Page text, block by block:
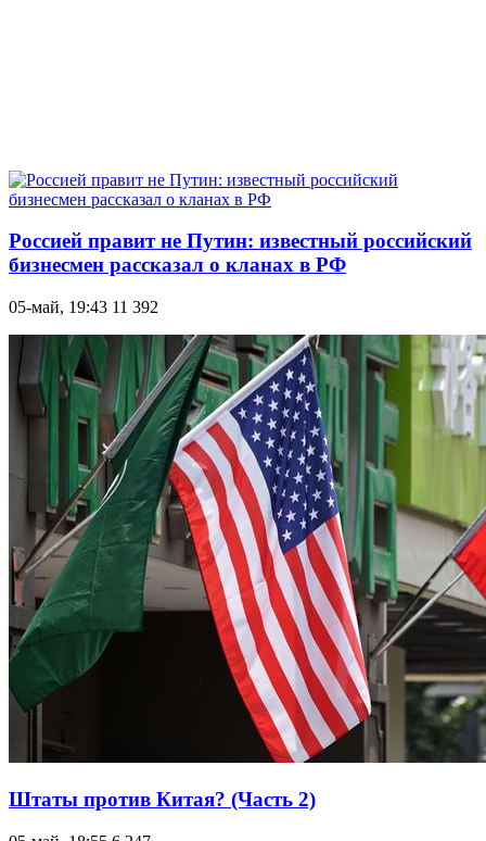
Россией правит не Путин: известный российский
бизнесмен рассказал о кланах в РФ
05-май, 19:43 11 392
Штаты против Китая? (Часть 2)